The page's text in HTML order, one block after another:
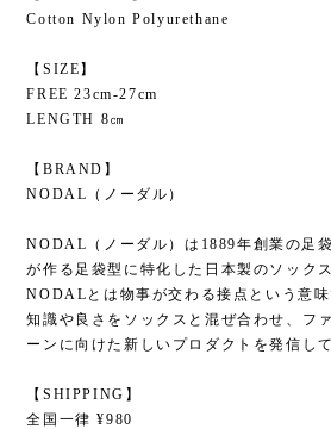
Cotton Nylon Polyurethane
【SIZE】
FREE 23cm-27cm
LENGTH 8㎝
【BRAND】
NODAL（ノーダル）
NODAL（ノーダル）は1889年創業の足
が作る足袋型に特化した日本製のソック
NODALとは物事が交わる接点という意
知識や良さをソックスと混ぜ合わせ、フ
ーンに向けた新しいプロダクトを発信し
【SHIPPING】
全国一律 ¥980